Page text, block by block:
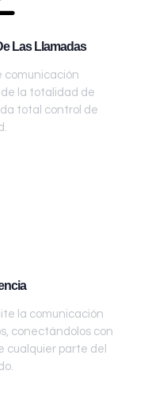
Las Llamadas
comunicación
la totalidad de
da total control de
la comunicación
conectándolos con
cualquier parte del